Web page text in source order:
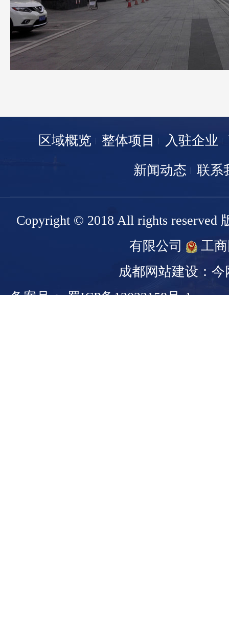
区域概览 整体项目 入驻企业
新闻动态
联系
Copyright © 2018 All rights reserved
有限公司
工
成都网站建设：今
备案号： 蜀ICP备13022158号-1